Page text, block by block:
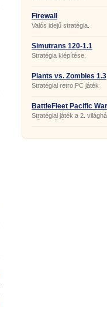
Firewall
Valós idejű stratégia.
Simutrans 120-1.1
Stratégia kiépítése.
Plants vs. Zombies 1.3
Stratégiai retro PC játék
BattleFleet Pacific
Stratégiai játék a 2.
időszakából.